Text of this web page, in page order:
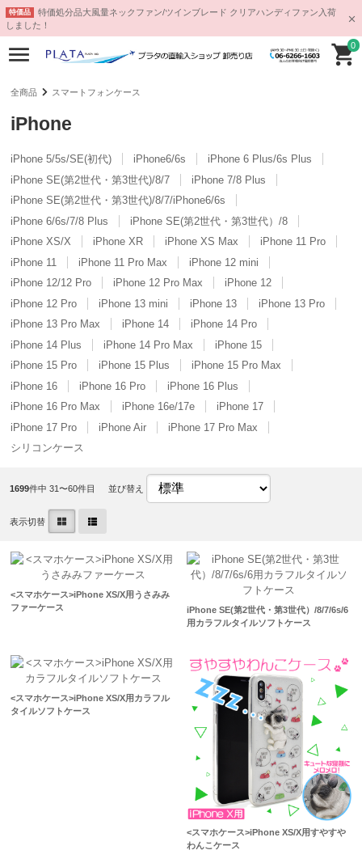
特価品
特価処分品大風量ネックファン/ツインブレード クリアハンディファン入荷
しました！
0
全商品 スマートフォンケース
iPhone
iPhone 5/5s/SE(初代) iPhone6/6s
iPhone 6 Plus/6s Plus
iPhone SE(第2世代・第3世代)/8/7
iPhone 7/8 Plus
iPhone SE(第2世代・第3世代)/8/7/iPhone6/6s
iPhone 6/6s/7/8 Plus
iPhone SE(第2世代・第3世代）/8
iPhone XS/X
iPhone XR iPhone XS Max
iPhone 11 Pro
iPhone 11
iPhone 11 Pro Max
iPhone 12 mini
iPhone 12/12 Pro
iPhone 12 Pro Max
iPhone 12
iPhone 12 Pro
iPhone 13 mini iPhone 13
iPhone 13 Pro
iPhone 13 Pro Max
iPhone 14
iPhone 14 Pro
iPhone 14 Plus
iPhone 14 Pro Max
iPhone 15
iPhone 15 Pro
iPhone 15 Plus
iPhone 15 Pro Max
iPhone 16
iPhone 16 Pro
iPhone 16 Plus
iPhone 16 Pro Max
iPhone 16e/17e
iPhone 17
iPhone 17 Pro
iPhone Air
iPhone 17 Pro Max
シリコンケース
1699件中 31〜60件目 並び替え
表示切替
<スマホケース>iPhone XS/X用うさみみ
ファーケース
iPhone SE(第2世代・第3世代）/8/7/6s/6
用カラフルタイルソフトケース
<スマホケース>iPhone XS/X用カラフル
タイルソフトケース
<スマホケース>iPhone XS/X用すやすや
わんこケース